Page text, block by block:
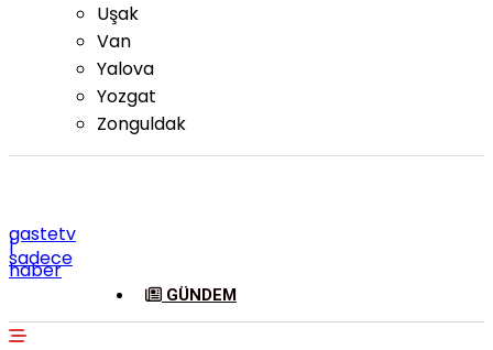
Uşak
Van
Yalova
Yozgat
Zonguldak
gastetv
|
sadece
haber
GÜNDEM